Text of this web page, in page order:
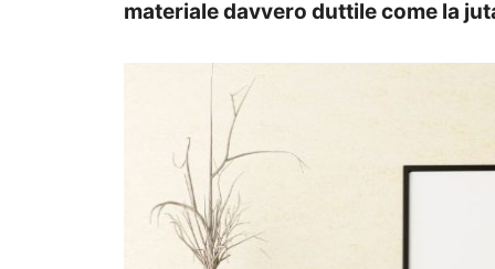
materiale davvero duttile come la